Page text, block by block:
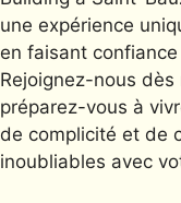
une expérience
en faisant
Rejoignez-nous
préparez-vous à
de complicité et de
inoubliables avec